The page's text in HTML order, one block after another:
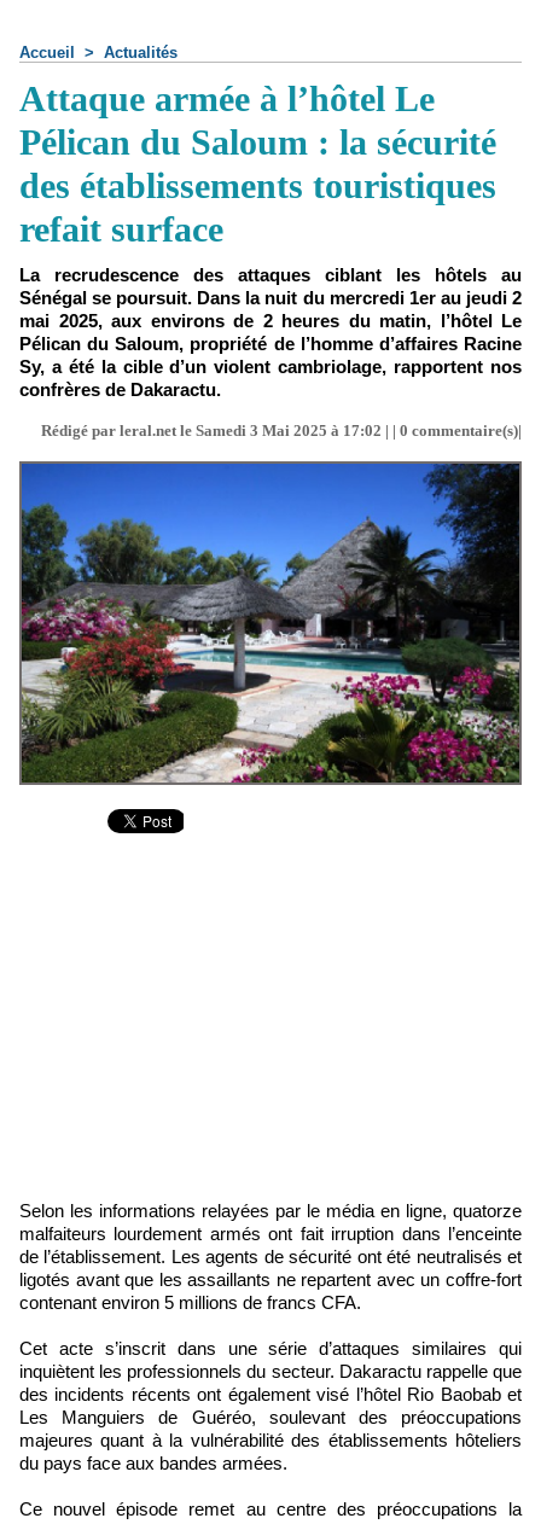
Accueil > Actualités
Attaque armée à l’hôtel Le
Pélican du Saloum : la sécurité
des établissements touristiques
refait surface
La recrudescence des attaques ciblant les hôtels au
Sénégal se poursuit. Dans la nuit du mercredi 1er au jeudi 2
mai 2025, aux environs de 2 heures du matin, l’hôtel Le
Pélican du Saloum, propriété de l’homme d’affaires Racine
Sy, a été la cible d’un violent cambriolage, rapportent nos
confrères de Dakaractu.
Rédigé par leral.net le Samedi 3 Mai 2025 à 17:02 | | 0 commentaire(s)|
Selon les informations relayées par le média en ligne, quatorze
malfaiteurs lourdement armés ont fait irruption dans l’enceinte
de l’établissement. Les agents de sécurité ont été neutralisés et
ligotés avant que les assaillants ne repartent avec un coffre-fort
contenant environ 5 millions de francs CFA.
Cet acte s’inscrit dans une série d’attaques similaires qui
inquiètent les professionnels du secteur. Dakaractu rappelle que
des incidents récents ont également visé l’hôtel Rio Baobab et
Les Manguiers de Guéréo, soulevant des préoccupations
majeures quant à la vulnérabilité des établissements hôteliers
du pays face aux bandes armées.
Ce nouvel épisode remet au centre des préoccupations la